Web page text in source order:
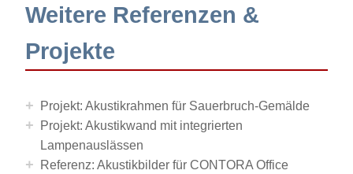
Weitere Referenzen &
Projekte
+ Projekt: Akustikrahmen für Sauerbruch-Gemälde
+
Projekt: Akustikwand mit integrierten
Lampenauslässen
+
Referenz: Akustikbilder für CONTORA Office